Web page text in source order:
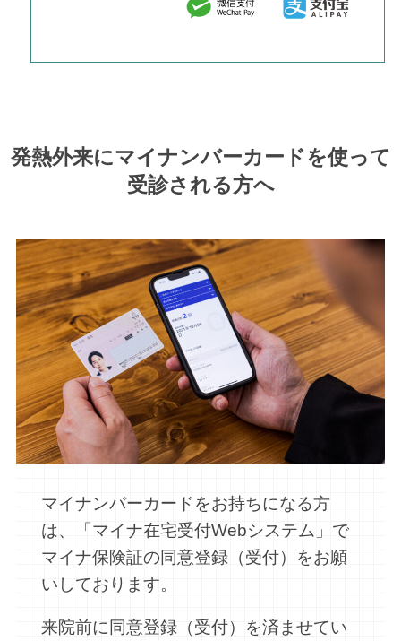
発熱外来にマイナンバーカードを使って
受診される方へ
マイナンバーカードをお持ちになる方
は、「マイナ在宅受付Webシステム」で
マイナ保険証の同意登録（受付）をお願
いしております。
来院前に同意登録（受付）を済ませてい